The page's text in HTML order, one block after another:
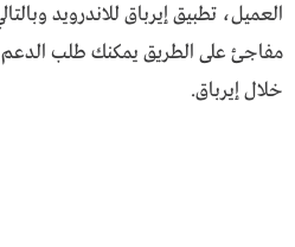
العميل، تطبيق إيرباق للاندرويد
مفاجئ على الطريق يمكنك طلب
خلال إيرباق.